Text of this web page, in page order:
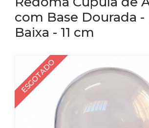
com Base Dourada
Baixa - 11 cm
ESGOTADO